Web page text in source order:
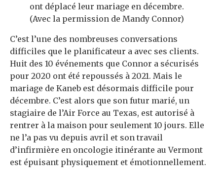
ont déplacé leur mariage en décembre.
(Avec la permission de Mandy Connor)
C’est l’une des nombreuses conversations
difficiles que le planificateur a avec ses clients.
Huit des 10 événements que Connor a sécurisés
pour 2020 ont été repoussés à 2021. Mais le
mariage de Kaneb est désormais difficile pour
décembre. C’est alors que son futur marié, un
stagiaire de l’Air Force au Texas, est autorisé à
rentrer à la maison pour seulement 10 jours. Elle
ne l’a pas vu depuis avril et son travail
d’infirmière en oncologie itinérante au Vermont
est épuisant physiquement et émotionnellement.